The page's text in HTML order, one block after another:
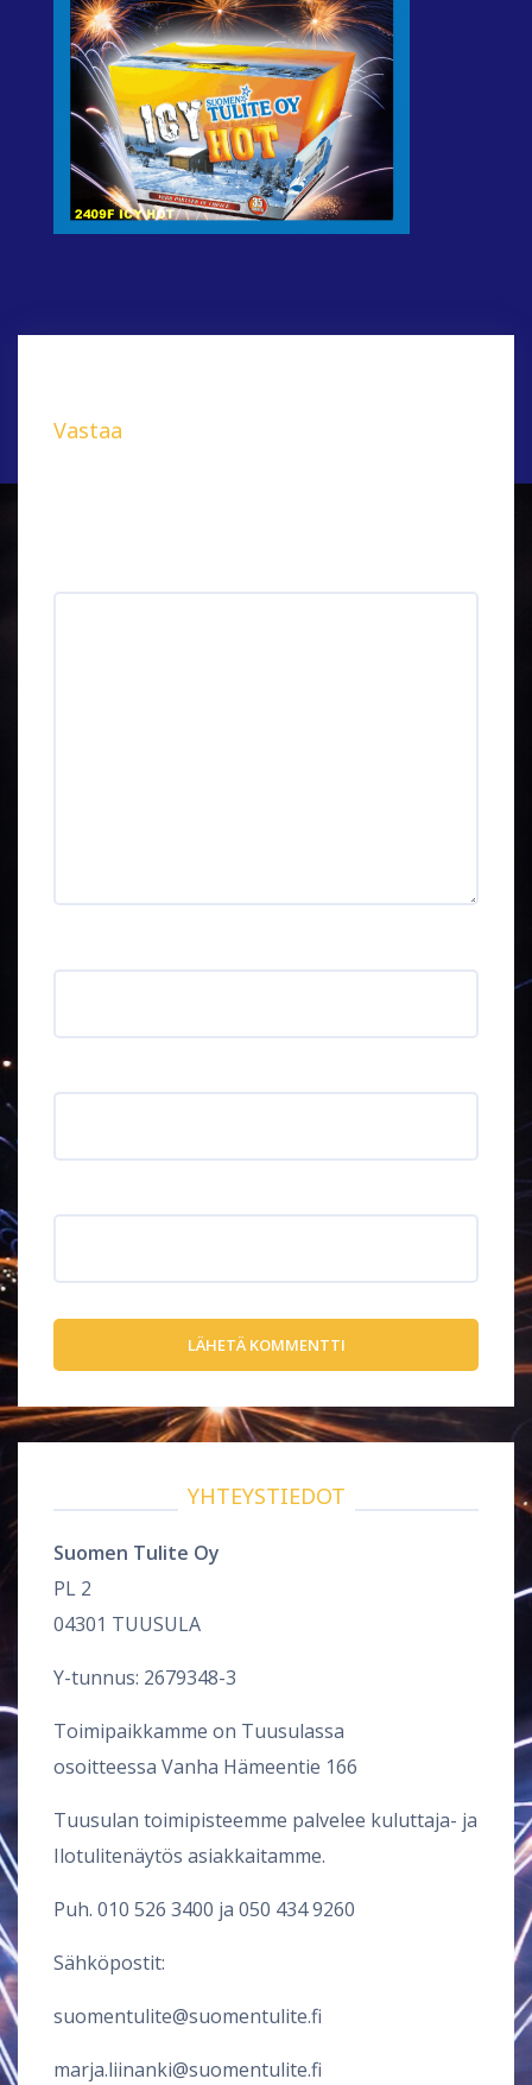
Vastaa
YHTEYSTIEDOT
Suomen Tulite Oy
PL 2
04301 TUUSULA
Y-tunnus: 2679348-3
Toimipaikkamme on Tuusulassa
osoitteessa Vanha Hämeentie 166
Tuusulan toimipisteemme palvelee kuluttaja- ja
Ilotulitenäytös asiakkaitamme.
Puh. 010 526 3400 ja 050 434 9260
Sähköpostit:
suomentulite@suomentulite.fi
marja.liinanki@suomentulite.fi